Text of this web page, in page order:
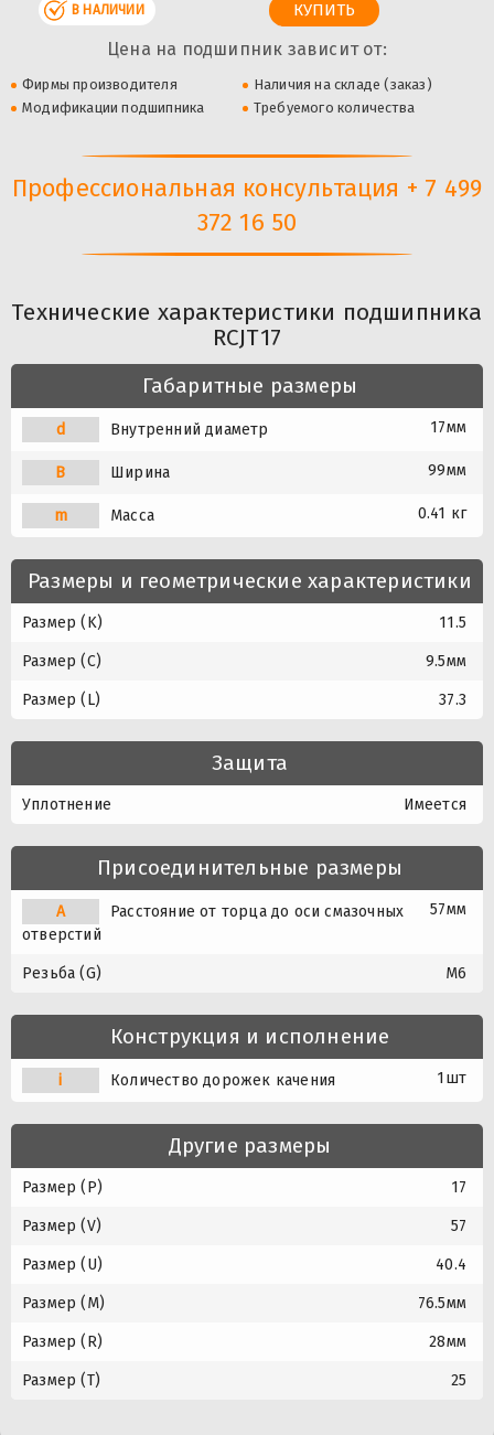
В НАЛИЧИИ
Цена на подшипник зависит от:
Фирмы производителя
Наличия на складе (заказ)
Модификации подшипника
Требуемого количества
Профессиональная консультация + 7 499
372 16 50
Технические характеристики подшипника
RCJT17
Габаритные размеры
d Внутренний диаметр 17мм
B Ширина 99мм
m Масса 0.41 кг
Размеры и геометрические характеристики
Размер (K) 11.5
Размер (C) 9.5мм
Размер (L) 37.3
Защита
Уплотнение Имеется
Присоединительные размеры
A
Расстояние от торца до оси смазочных
отверстий
57мм
Резьба (G) M6
Конструкция и исполнение
i Количество дорожек качения 1шт
Другие размеры
Размер (P) 17
Размер (V) 57
Размер (U) 40.4
Размер (M) 76.5мм
Размер (R) 28мм
Размер (T) 25